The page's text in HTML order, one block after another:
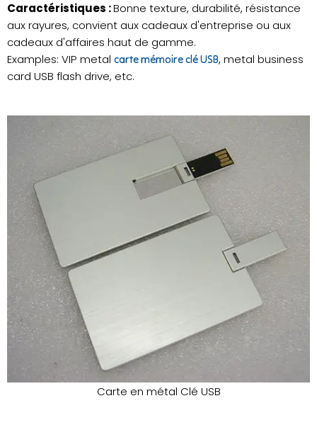
Caractéristiques :Bonne texture, durabilité, résistance
aux rayures, convient aux cadeaux d'entreprise ou aux
cadeaux d'affaires haut de gamme.
Examples: VIP metal carte mémoire clé USB, metal business
card USB flash drive, etc.
Carte en métal Clé USB